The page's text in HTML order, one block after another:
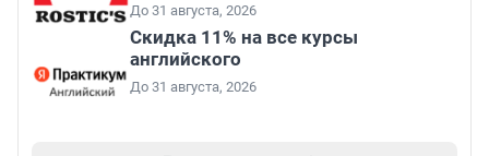
До 31 августа, 2026
Скидка 11% на все курсы
английского
До 31 августа, 2026